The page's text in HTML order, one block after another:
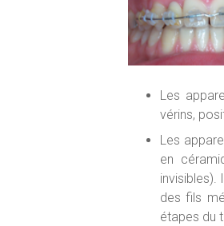
Les
vérins,
Les
en
invisibles).
des fils
étapes du